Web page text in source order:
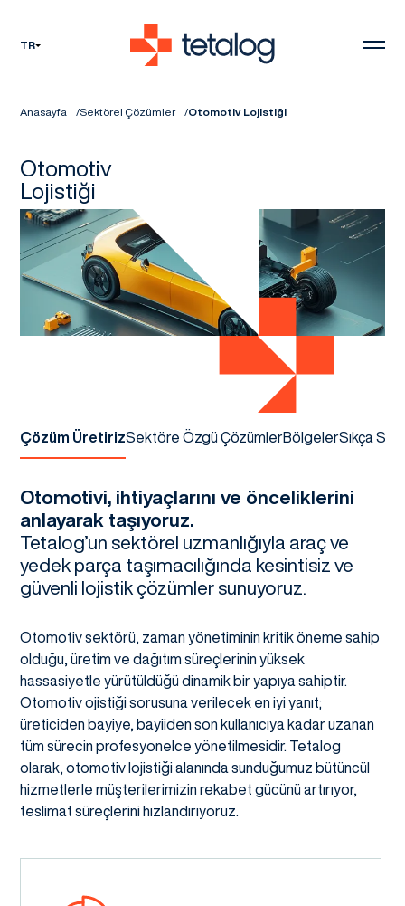
TR
Anasayfa Sektörel Çözümler Otomotiv Lojistiği
Otomotiv
Lojistiği
Çözüm ÜretirizSektöre Özgü ÇözümlerBölgelerSıkça
Otomotivi, ihtiyaçlarını ve önceliklerini
anlayarak taşıyoruz.
Tetalog’un sektörel uzmanlığıyla araç ve
yedek parça taşımacılığında kesintisiz ve
güvenli lojistik çözümler sunuyoruz.
Otomotiv sektörü, zaman yönetiminin kritik öneme sahip
olduğu, üretim ve dağıtım süreçlerinin yüksek
hassasiyetle yürütüldüğü dinamik bir yapıya sahiptir.
Otomotiv ojistiği sorusuna verilecek en iyi yanıt;
üreticiden bayiye, bayiiden son kullanıcıya kadar uzanan
tüm sürecin profesyonelce yönetilmesidir. Tetalog
olarak, otomotiv lojistiği alanında sunduğumuz bütüncül
hizmetlerle müşterilerimizin rekabet gücünü artırıyor,
teslimat süreçlerini hızlandırıyoruz.